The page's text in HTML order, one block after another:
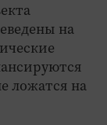
на
ложатся на